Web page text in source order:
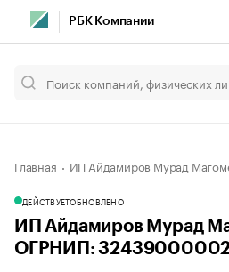
РБК Компании
Главная ИП Айдамиров Мурад
ДЕЙСТВУЕТОБНОВЛЕНО
ИП Айдамиров Мурад
ОГРНИП: